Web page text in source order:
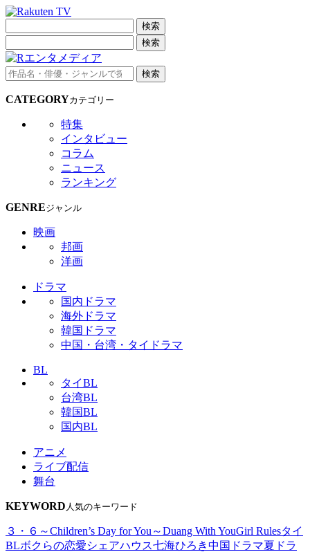
検索
検索
検索
CATEGORYカテゴリー
特集
インタビュー
コラム
ニュース
ランキング
GENREジャンル
映画
邦画
洋画
ドラマ
国内ドラマ
海外ドラマ
韓国ドラマ
中国・台湾・タイドラマ
BL
タイBL
台湾BL
韓国BL
国内BL
アニメ
ライブ配信
舞台
KEYWORD 人気のキーワード
３・６～Children’s Day for You～Duang With YouGirl Rulesタイ
BLボクらの恋愛シェアハウス七海ひろき中国ドラマ夏ドラ